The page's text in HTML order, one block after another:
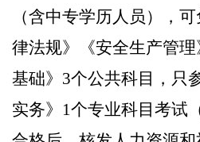
（含中专学历人员）
， 可
律法规》《安全生产管理
基础》 3个公共科目 ，只
实务》 1个专业科目考试